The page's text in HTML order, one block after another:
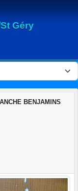
Géry
BENJAMINS